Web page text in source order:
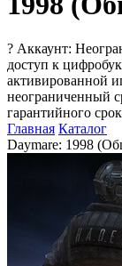
? Аккаунт:
доступ к
активированной
неограниченный
гарантийного
Главная Каталог
Daymare: 1998